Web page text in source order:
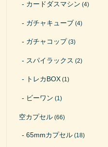
カードダスマシン (4)
ガチャキューブ (4)
ガチャコップ(3)
スパイラックス (2)
トレカBOX (1)
ビーワン (1)
空カプセル (66)
65mmカプセル (18)